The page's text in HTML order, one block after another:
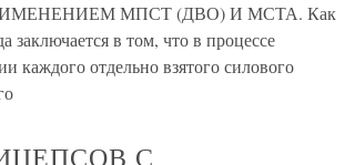
МПСТ (ДВО) И МСТА. Как
заключается в том, что в процессе
каждого отдельно взятого силового
С